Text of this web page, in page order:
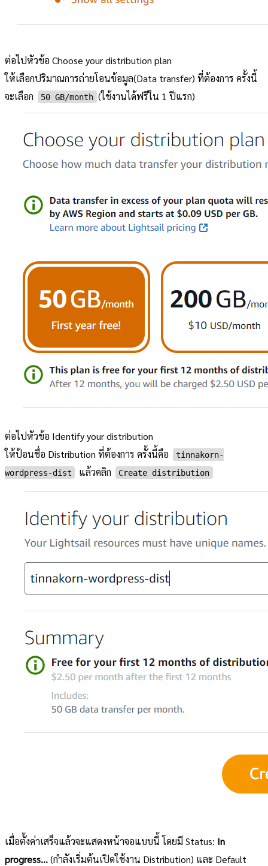
ต่อไปหัวข้อ Choose your distribution plan
ให้เลือกปริมาณการถ่ายโอนข้อมูล(Data transfer) ที่ต้องการ ครั้งนี้
จะเลือก
50 GB/month (ใช้งานได้ฟรีใน 1 ปีแรก)
ต่อไปหัวข้อ Identify your distribution
ให้ป้อนชื่อ Distribution ที่ต้องการ ครั้งนี้คือ
tinnakorn-
wordpress-dist
แล้วคลิก Create distribution
เมื่อตั้งค่าเสร็จแล้วจะแสดงหน้าจอแบบนี้ โดยมี Status: In
progress...(กำลังเริ่มต้นเปิดใช้งาน Distribution) และ Default